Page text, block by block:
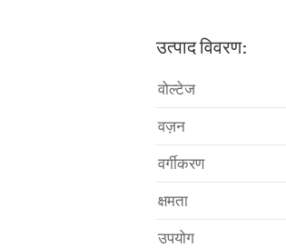
उत्पाद विवरण:
वोल्टेज
वज़न
वर्गीकरण
क्षमता
उपयोग